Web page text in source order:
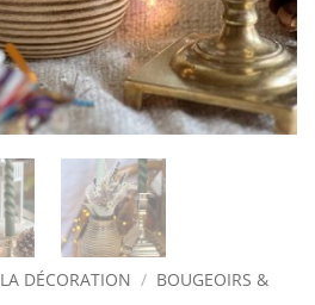
LA DÉCORATION / BOUGEOIRS &